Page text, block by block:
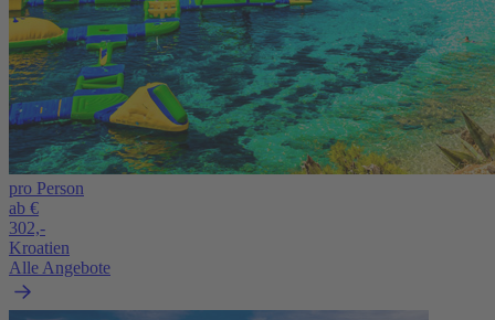
pro Person
ab €
302,-
Kroatien
Alle Angebote